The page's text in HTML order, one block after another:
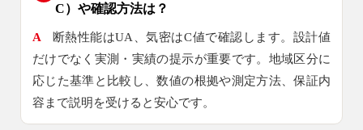
C）や確認方法は？
A
断熱性能はUA、気密はC値で確認します。設計値
だけでなく実測・実績の提示が重要です。地域区分に
応じた基準と比較し、数値の根拠や測定方法、保証内
容まで説明を受けると安心です。